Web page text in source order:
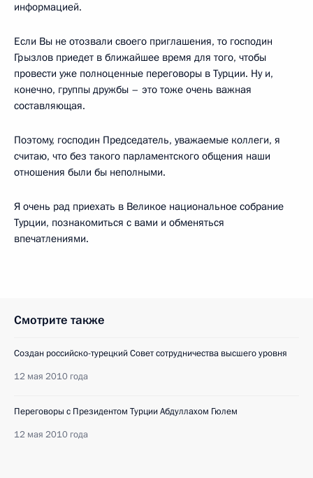
информацией.
Если Вы не отозвали своего приглашения, то господин
Грызлов приедет в ближайшее время для того, чтобы
провести уже полноценные переговоры в Турции. Ну и,
конечно, группы дружбы – это тоже очень важная
составляющая.
Поэтому, господин Председатель, уважаемые коллеги, я
считаю, что без такого парламентского общения наши
отношения были бы неполными.
Я очень рад приехать в Великое национальное собрание
Турции, познакомиться с вами и обменяться
впечатлениями.
Смотрите также
Создан российско-турецкий Совет сотрудничества высшего уровня
12 мая 2010 года
Переговоры с Президентом Турции Абдуллахом Гюлем
12 мая 2010 года